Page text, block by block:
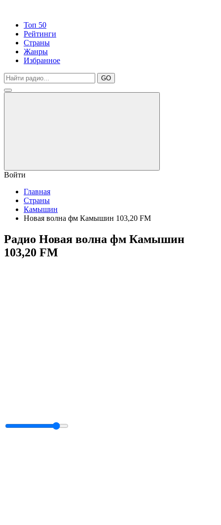
Топ 50
Рейтинги
Страны
Жанры
Избранное
GO
Войти
Главная
Страны
Камышин
Новая волна фм Камышин 103,20 FM
Радио Новая волна фм Камышин
103,20 FM